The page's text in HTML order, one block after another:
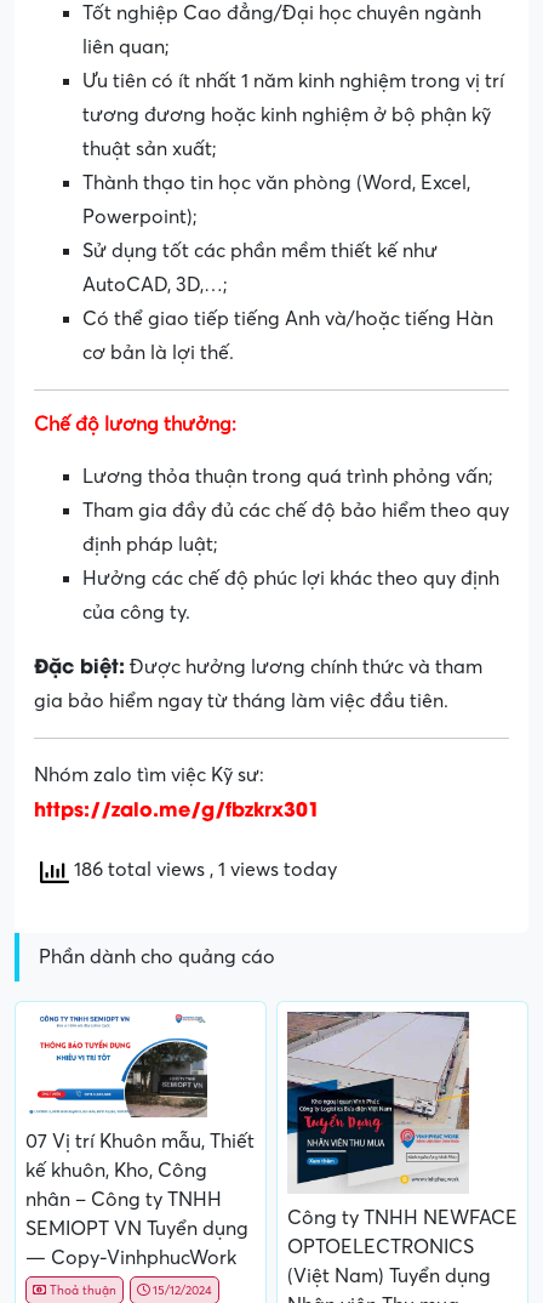
Tốt nghiệp Cao đẳng/Đại học chuyên ngành
liên quan;
Ưu tiên có ít nhất 1 năm kinh nghiệm trong vị trí
tương đương hoặc kinh nghiệm ở bộ phận kỹ
thuật sản xuất;
Thành thạo tin học văn phòng (Word, Excel,
Powerpoint);
Sử dụng tốt các phần mềm thiết kế như
AutoCAD, 3D,…;
Có thể giao tiếp tiếng Anh và/hoặc tiếng Hàn
cơ bản là lợi thế.
Chế độ lương thưởng:
Lương thỏa thuận trong quá trình phỏng vấn;
Tham gia đầy đủ các chế độ bảo hiểm theo quy
định pháp luật;
Hưởng các chế độ phúc lợi khác theo quy định
của công ty.
Đặc biệt: Được hưởng lương chính thức và tham
gia bảo hiểm ngay từ tháng làm việc đầu tiên.
Nhóm zalo tìm việc Kỹ sư:
https://zalo.me/g/fbzkrx301
186 total views , 1 views today
Phần dành cho quảng cáo
07 Vị trí Khuôn mẫu, Thiết
kế khuôn, Kho, Công
nhân – Công ty TNHH
SEMIOPT VN Tuyển dụng
— Copy-VinhphucWork
Thoả thuận 15/12/2024
Công ty TNHH NEWFACE
OPTOELECTRONICS
(Việt Nam) Tuyển dụng